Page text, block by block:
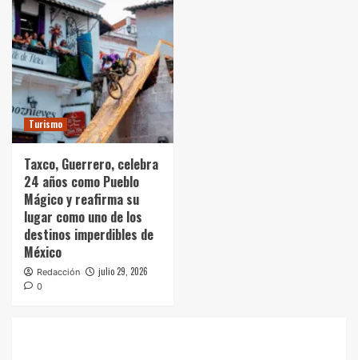
Turismo
Taxco, Guerrero, celebra
24 años como Pueblo
Mágico y reafirma su
lugar como uno de los
destinos imperdibles de
México
Redacción julio 29, 2026
0